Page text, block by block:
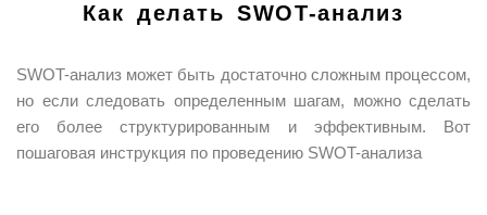
Как делать SWOT-анализ
SWOT-анализ может быть достаточно сложным процессом,
но если следовать определенным шагам, можно сделать
его более структурированным и эффективным. Вот
пошаговая инструкция по проведению SWOT-анализа